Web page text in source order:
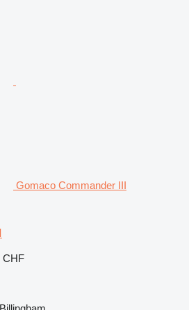
Gomaco Commander III
CHF